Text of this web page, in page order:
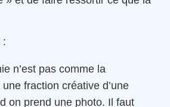
:
n’est pas comme la
fraction créative d’une
on prend une photo. Il faut